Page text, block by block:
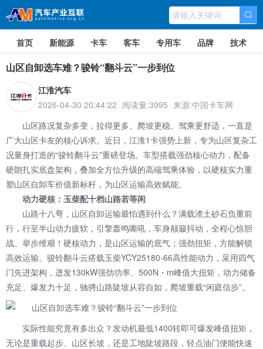
首页 新能源 卡车 客车 专用车 品牌 技术
山区自卸选车难？骏铃“翻斗云”一步到位
江淮汽车
2026-04-30 20:44:22 阅读量:3995 来源:中国卡车网
山区路况复杂多变，拉得更多、爬坡更稳、驾乘更舒适，一直是
广大山区卡友的核心诉求。近日， 江淮1卡强势上新，专为山区复杂工
况量身打造的“骏铃翻斗云”重磅登场。车型搭载强劲核心动力，配备
硬朗扎实底盘架构，叠加全方位升级的高端驾乘体验，以硬核实力重
塑山区自卸车价值新标杆，为山区运输高效赋能。
动力硬核：玉柴配十档山路若等闲
山路十八弯，山区自卸运输最怕遇到什么？满载渣土砂石负重前
行，行至半山动力疲软，引擎轰鸣嘶吼，车身颠簸抖动，全程心惊胆
战、举步维艰！硬核动力，是山区运输的底气；强劲扭矩，方能解锁
高效运输。骏铃翻斗云搭载玉柴YCY25180-66高性能动力，采用四气
门先进架构，迸发130kW强劲功率、500N・m峰值大扭矩，动力储备
充足、爆发力十足，驰骋山路陡坡从容自如，爬坡重载“闲庭信步”。
实际性能究竟有多出众？发动机最低1400转即可爆发峰值扭矩，
无论是重载起步、山区长坡，还是工地陡坡路段，轻点油门便能快速